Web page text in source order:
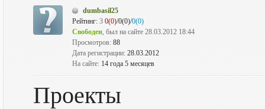
dumbasil25
Рейтинг: 3 0(0)/0(0)/0(0)
Свободен, был на сайте 28.03.2012 18:44
Просмотров: 88
Дата регистрации: 28.03.2012
На сайте: 14 года 5 месяцев
Проекты